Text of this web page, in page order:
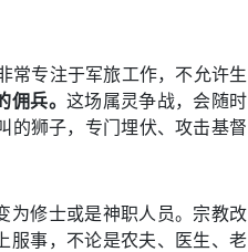
常专注于军旅工作，不允许生
兵。 这场属灵争战，会随时
的狮子，专门埋伏、攻击基督
为修士或是神职人员。宗教改
服事，不论是农夫、医生、老